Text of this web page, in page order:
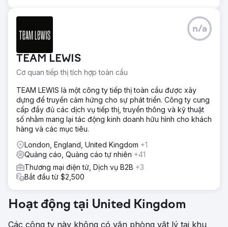
TEAM LEWIS
Cơ quan tiếp thị tích hợp toàn cầu
n/a
TEAM LEWIS là một công ty tiếp thị toàn cầu được xây
dựng để truyền cảm hứng cho sự phát triển. Công ty cung
cấp đầy đủ các dịch vụ tiếp thị, truyền thông và kỹ thuật
số nhằm mang lại tác động kinh doanh hữu hình cho khách
hàng và các mục tiêu.
London, England, United Kingdom +1
Quảng cáo, Quảng cáo tự nhiên +41
Thương mại điện tử, Dịch vụ B2B +3
Bắt đầu từ $2,500
Hoạt động tại United Kingdom
Các công ty này không có văn phòng vật lý tại khu